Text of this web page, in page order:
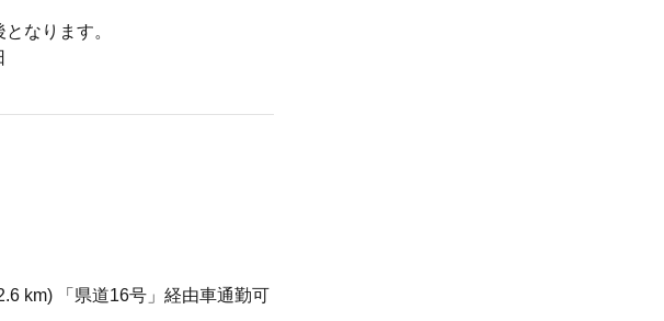
なります。
km) 「県道16号」経由車通勤可